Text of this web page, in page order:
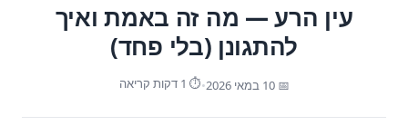
עין הרע — מה זה באמת ואיך
להתגונן (בלי פחד)
📅 10 במאי 2026 •⏱ 1 דקות קריאה